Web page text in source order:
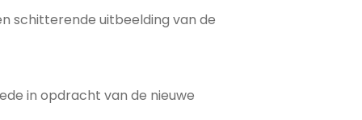
schitterende uitbeelding van de
in opdracht van de nieuwe